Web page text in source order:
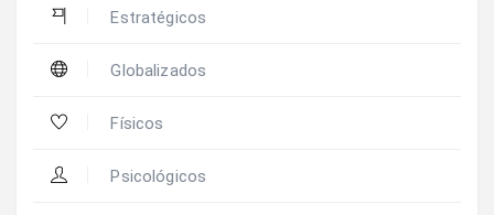
Estratégicos
Globalizados
Físicos
Psicológicos